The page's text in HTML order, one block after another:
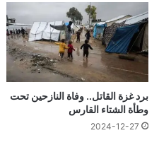
برد غزة القاتل.. وفاة النازحين تحت
وطأة الشتاء القارس
2024-12-27